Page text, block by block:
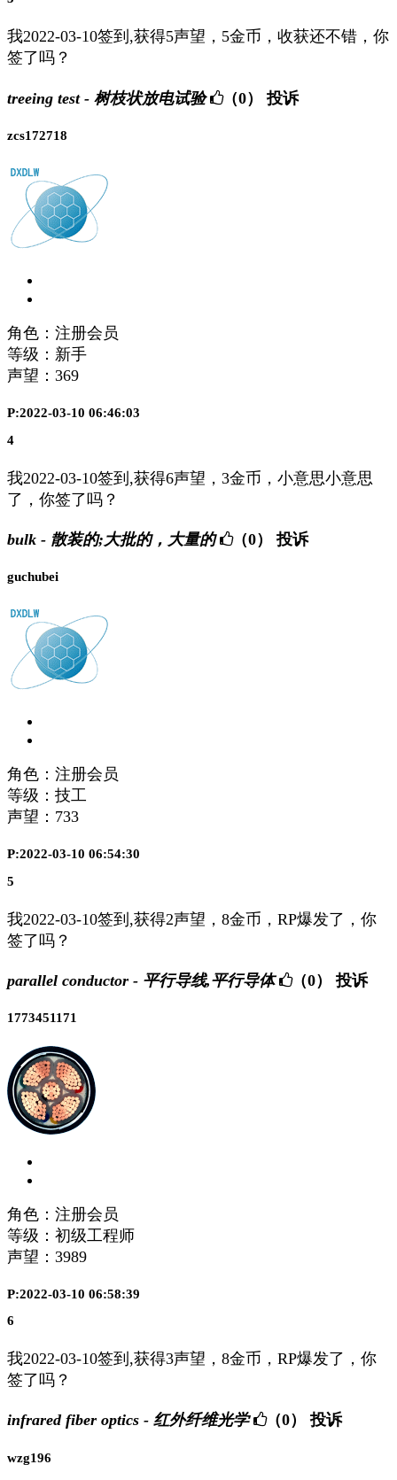
我2022-03-10签到,获得5声望，5金币，收获还不错，你
签了吗？
treeing test - 树枝状放电试验 （0） 投诉
zcs172718
角色：注册会员
等级：新手
声望： 369
P:2022-03-10 06:46:03
4
我2022-03-10签到,获得6声望，3金币，小意思小意思
了，你签了吗？
bulk - 散装的;大批的，大量的 （0） 投诉
guchubei
角色：注册会员
等级：技工
声望： 733
P:2022-03-10 06:54:30
5
我2022-03-10签到,获得2声望，8金币，RP爆发了，你
签了吗？
parallel conductor - 平行导线,平行导体 （0） 投诉
1773451171
角色：注册会员
等级：初级工程师
声望： 3989
P:2022-03-10 06:58:39
6
我2022-03-10签到,获得3声望，8金币，RP爆发了，你
签了吗？
infrared fiber optics - 红外纤维光学 （0） 投诉
wzg196